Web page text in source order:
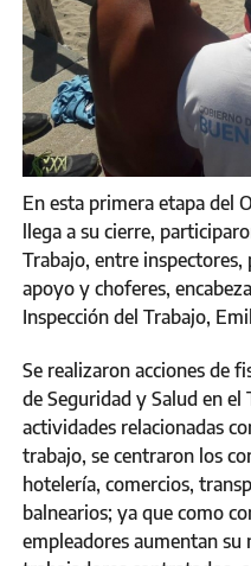
En esta primera etapa del
llega a su cierre,
Trabajo, entre
apoyo y choferes,
Inspección del Trabajo,
Se realizaron acciones de
de Seguridad y Salud en
actividades relacionadas
trabajo, se centraron los
hotelería, comercios,
balnearios; ya que como
empleadores aumentan